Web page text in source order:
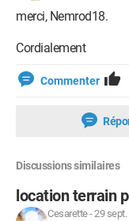
merci, Nemrod18.
Cordialement
Commenter
Discussions similaires
location terrain
Cesarette-29 sept.